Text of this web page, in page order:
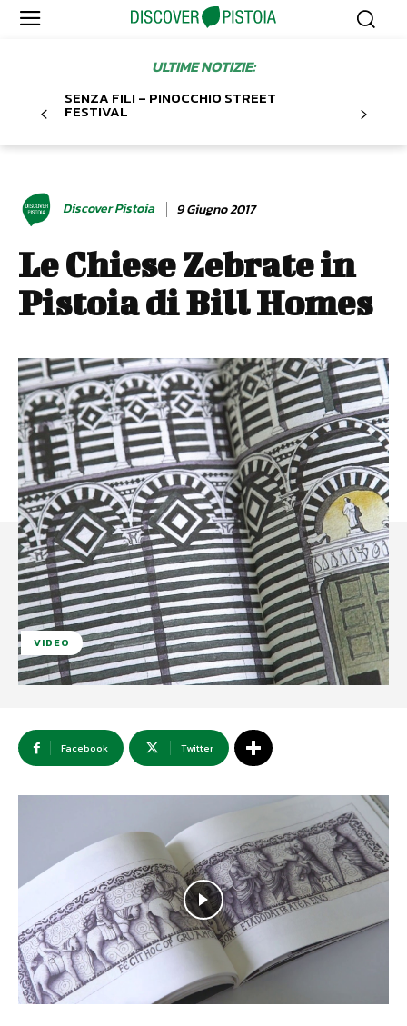
ULTIME NOTIZIE:
SENZA FILI – PINOCCHIO STREET
FESTIVAL
Discover Pistoia 9 Giugno 2017
Le Chiese Zebrate in
Pistoia di Bill Homes
VIDEO
Facebook Twitter